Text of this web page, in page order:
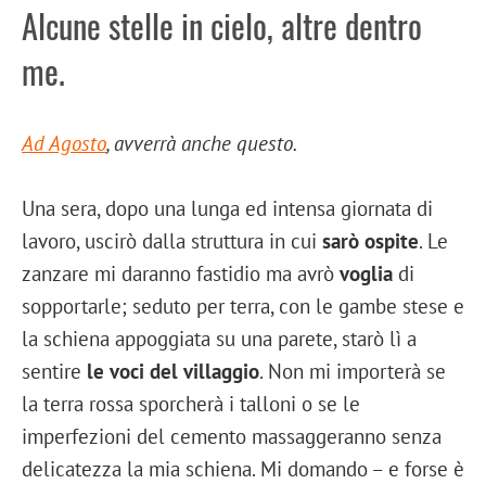
Alcune stelle in cielo, altre dentro
me.
Ad Agosto, avverrà anche questo.
Una sera, dopo una lunga ed intensa giornata di
lavoro, uscirò dalla struttura in cui sarò ospite. Le
zanzare mi daranno fastidio ma avrò voglia di
sopportarle; seduto per terra, con le gambe stese e
la schiena appoggiata su una parete, starò lì a
sentire le voci del villaggio. Non mi importerà se
la terra rossa sporcherà i talloni o se le
imperfezioni del cemento massaggeranno senza
delicatezza la mia schiena. Mi domando – e forse è